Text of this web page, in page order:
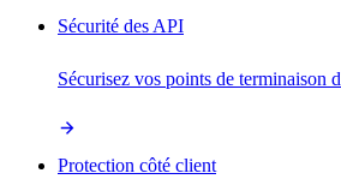
Sécurité des API
Sécurisez vos points de terminaison
Protection côté client